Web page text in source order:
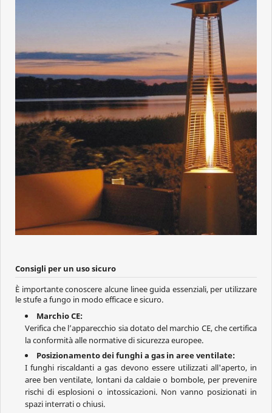
Consigli per un uso sicuro
È importante conoscere alcune linee guida essenziali, per utilizzare
le stufe a fungo in modo efficace e sicuro.
Marchio CE:
Verifica che l’apparecchio sia dotato del marchio CE, che certifica
la conformità alle normative di sicurezza europee.
Posizionamento dei funghi a gas in aree ventilate:
I funghi riscaldanti a gas devono essere utilizzati all'aperto, in
aree ben ventilate, lontani da caldaie o bombole, per prevenire
rischi di esplosioni o intossicazioni. Non vanno posizionati in
spazi interrati o chiusi.